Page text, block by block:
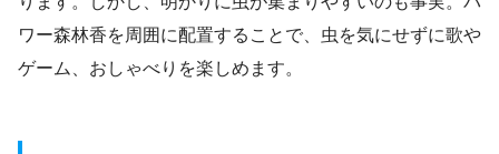
ワー森林香を周囲に配置することで、虫を気にせずに歌や
ゲーム、おしゃべりを楽しめます。